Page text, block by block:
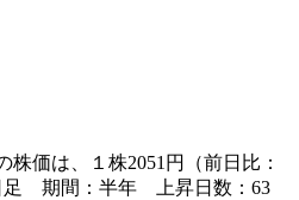
株価は、１株2051 円（前日比：
足 期間：半年 上昇日数：63